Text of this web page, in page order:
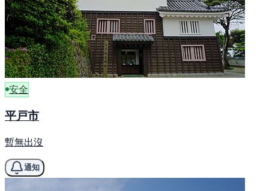
安全
平戸市
暫無出沒
通知